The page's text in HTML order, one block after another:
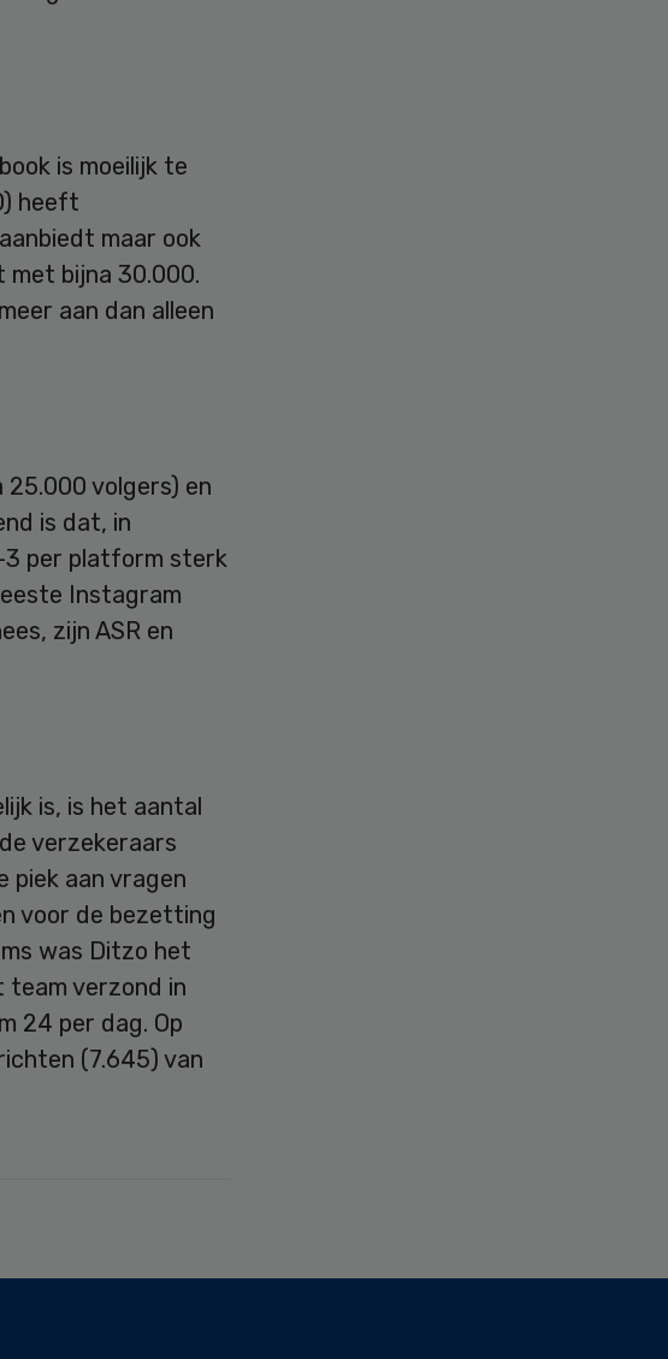
is moeilijk te
heeft
maar ook
met bijna 30.000.
aan dan alleen
volgers) en
is dat, in
per platform sterk
Instagram
zijn ASR en
is, is het aantal
verzekeraars
piek aan vragen
voor de bezetting
was Ditzo het
verzond in
24 per dag. Op
(7.645) van